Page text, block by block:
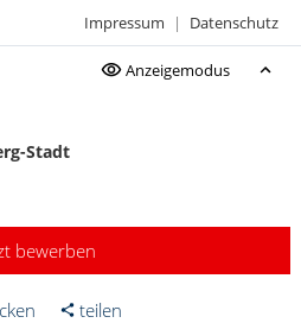
Impressum | Datenschutz
Anzeigemodus
Stadt
bewerben
teilen